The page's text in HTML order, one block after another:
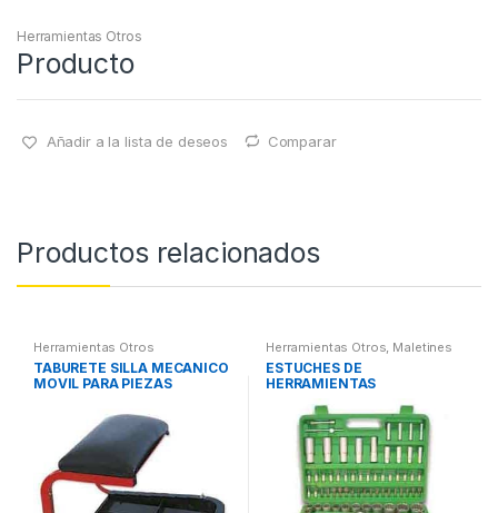
Herramientas Otros
Producto
Añadir a la lista de deseos Comparar
Productos relacionados
Herramientas Otros
TABURETE SILLA MECANICO
MOVIL PARA PIEZAS
Herramientas Otros, Maletines
Herramientas, Extractores,
Compresímetros, otros
ESTUCHES DE
HERRAMIENTAS